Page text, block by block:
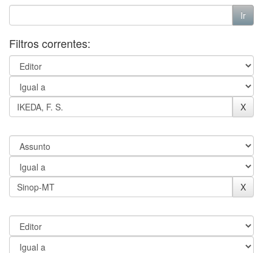
Filtros correntes: